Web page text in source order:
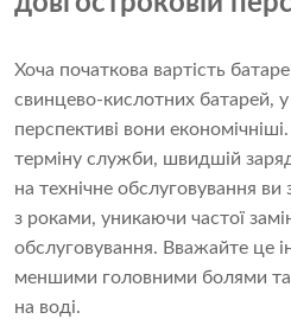
Хоча початкова вартість
свинцево-кислотних батарей, у
перспективі вони
терміну служби, швидшій
на технічне обслуговування
з роками, уникаючи частої
обслуговування. Вважайте це
меншими головними болями та
на воді.